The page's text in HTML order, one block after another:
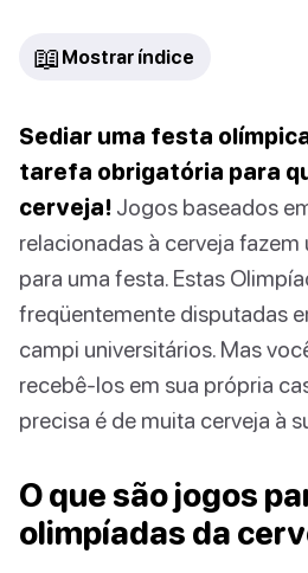
📖 Mostrar índice
Sediar uma festa
tarefa obrigatória para
cerveja! Jogos baseados
relacionadas à cerveja
para uma festa. Estas
freqüentemente disputadas
campi universitários. Mas
recebê-los em sua própria
precisa é de muita cerveja à
O que são jogos
olimpíadas da